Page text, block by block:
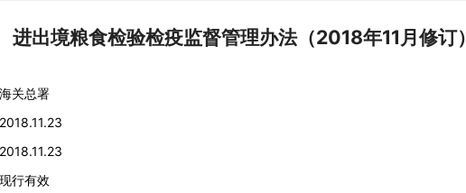
进出境粮食检验检疫监督管理办法（2018年11月修订）
海关总署
2018.11.23
2018.11.23
现行有效